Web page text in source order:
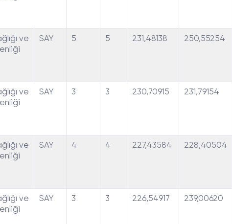
ve
SAY 5 5 231,48138 250,55254
ve
SAY 3 3 230,70915 231,79154
ve
SAY 4 4 227,43584 228,40504
ve
SAY 3 3 226,54917 239,00620